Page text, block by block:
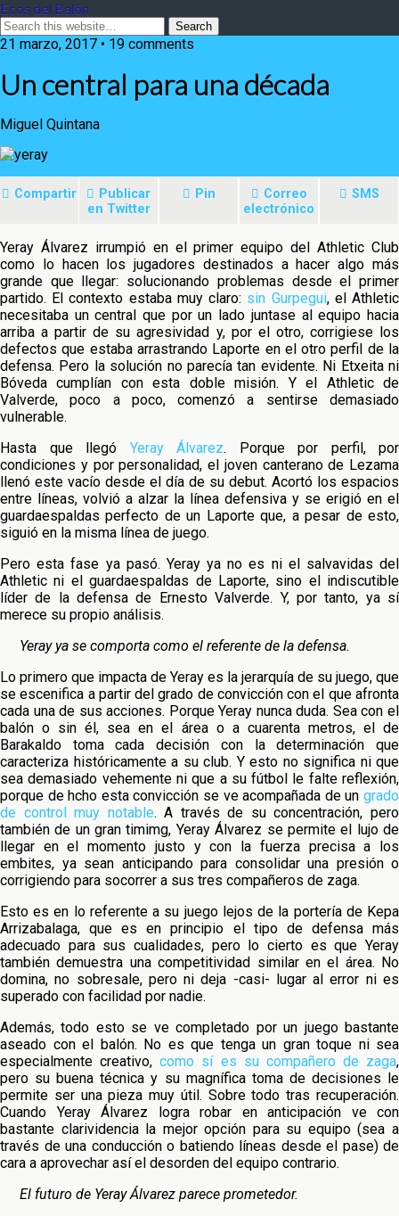
Ecos del Balón
21 marzo, 2017 • 19 comments
Un central para una década
Miguel Quintana
Compartir
Publicar
en Twitter
Pin
Correo
electrónico
SMS
Yeray Álvarez irrumpió en el primer equipo del Athletic Club
como lo hacen los jugadores destinados a hacer algo más
grande que llegar: solucionando problemas desde el primer
partido. El contexto estaba muy claro: sin Gurpegui, el Athletic
necesitaba un central que por un lado juntase al equipo hacia
arriba a partir de su agresividad y, por el otro, corrigiese los
defectos que estaba arrastrando Laporte en el otro perfil de la
defensa. Pero la solución no parecía tan evidente. Ni Etxeita ni
Bóveda cumplían con esta doble misión. Y el Athletic de
Valverde, poco a poco, comenzó a sentirse demasiado
vulnerable.
Hasta que llegó Yeray Álvarez. Porque por perfil, por
condiciones y por personalidad, el joven canterano de Lezama
llenó este vacío desde el día de su debut. Acortó los espacios
entre líneas, volvió a alzar la línea defensiva y se erigió en el
guardaespaldas perfecto de un Laporte que, a pesar de esto,
siguió en la misma línea de juego.
Pero esta fase ya pasó. Yeray ya no es ni el salvavidas del
Athletic ni el guardaespaldas de Laporte, sino el indiscutible
líder de la defensa de Ernesto Valverde. Y, por tanto, ya sí
merece su propio análisis.
Yeray ya se comporta como el referente de la defensa.
Lo primero que impacta de Yeray es la jerarquía de su juego, que
se escenifica a partir del grado de convicción con el que afronta
cada una de sus acciones. Porque Yeray nunca duda. Sea con el
balón o sin él, sea en el área o a cuarenta metros, el de
Barakaldo toma cada decisión con la determinación que
caracteriza históricamente a su club. Y esto no significa ni que
sea demasiado vehemente ni que a su fútbol le falte reflexión,
porque de hcho esta convicción se ve acompañada de un grado
de control muy notable. A través de su concentración, pero
también de un gran timimg, Yeray Álvarez se permite el lujo de
llegar en el momento justo y con la fuerza precisa a los
embites, ya sean anticipando para consolidar una presión o
corrigiendo para socorrer a sus tres compañeros de zaga.
Esto es en lo referente a su juego lejos de la portería de Kepa
Arrizabalaga, que es en principio el tipo de defensa más
adecuado para sus cualidades, pero lo cierto es que Yeray
también demuestra una competitividad similar en el área. No
domina, no sobresale, pero ni deja -casi- lugar al error ni es
superado con facilidad por nadie.
Además, todo esto se ve completado por un juego bastante
aseado con el balón. No es que tenga un gran toque ni sea
especialmente creativo,como sí es su compañero de zaga,
pero su buena técnica y su magnífica toma de decisiones le
permite ser una pieza muy útil. Sobre todo tras recuperación.
Cuando Yeray Álvarez logra robar en anticipación ve con
bastante clarividencia la mejor opción para su equipo (sea a
través de una conducción o batiendo líneas desde el pase) de
cara a aprovechar así el desorden del equipo contrario.
El futuro de Yeray Álvarez parece prometedor.